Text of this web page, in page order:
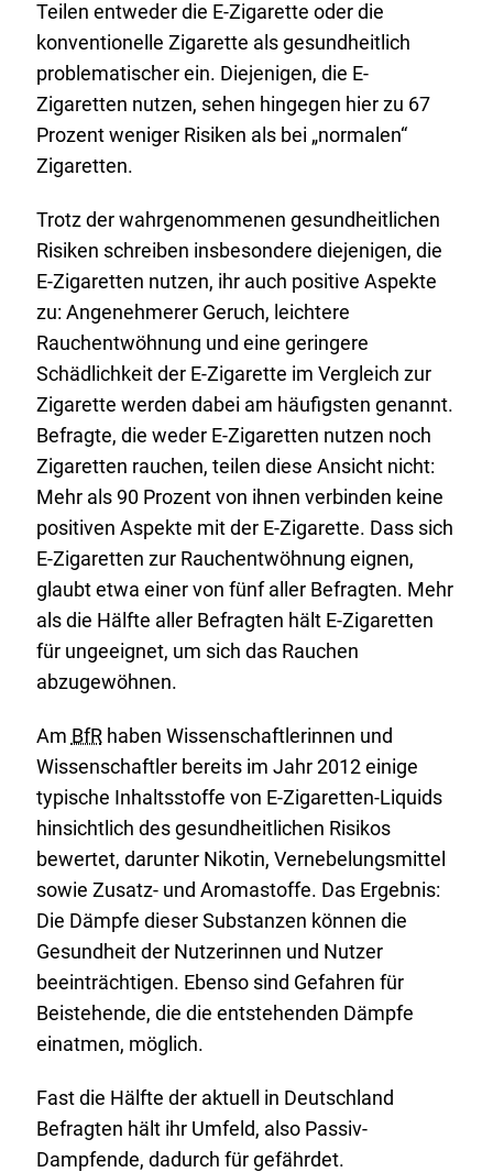
Teilen entweder die E-Zigarette oder die
konventionelle Zigarette als gesundheitlich
problematischer ein. Diejenigen, die E-
Zigaretten nutzen, sehen hingegen hier zu 67
Prozent weniger Risiken als bei „normalen“
Zigaretten.
Trotz der wahrgenommenen gesundheitlichen
Risiken schreiben insbesondere diejenigen, die
E-Zigaretten nutzen, ihr auch positive Aspekte
zu: Angenehmerer Geruch, leichtere
Rauchentwöhnung und eine geringere
Schädlichkeit der E-Zigarette im Vergleich zur
Zigarette werden dabei am häufigsten genannt.
Befragte, die weder E-Zigaretten nutzen noch
Zigaretten rauchen, teilen diese Ansicht nicht:
Mehr als 90 Prozent von ihnen verbinden keine
positiven Aspekte mit der E-Zigarette. Dass sich
E-Zigaretten zur Rauchentwöhnung eignen,
glaubt etwa einer von fünf aller Befragten. Mehr
als die Hälfte aller Befragten hält E-Zigaretten
für ungeeignet, um sich das Rauchen
abzugewöhnen.
Am BfRhaben Wissenschaftlerinnen und
Wissenschaftler bereits im Jahr 2012 einige
typische Inhaltsstoffe von E-Zigaretten-Liquids
hinsichtlich des gesundheitlichen Risikos
bewertet, darunter Nikotin, Vernebelungsmittel
sowie Zusatz- und Aromastoffe. Das Ergebnis:
Die Dämpfe dieser Substanzen können die
Gesundheit der Nutzerinnen und Nutzer
beeinträchtigen. Ebenso sind Gefahren für
Beistehende, die die entstehenden Dämpfe
einatmen, möglich.
Fast die Hälfte der aktuell in Deutschland
Befragten hält ihr Umfeld, also Passiv-
Dampfende, dadurch für gefährdet.